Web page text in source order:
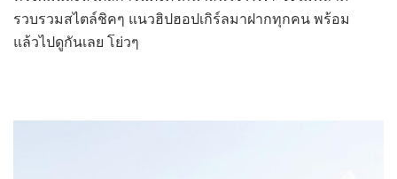
รวบรวมสไตล์ชิคๆ แนวฮิปฮอปเกิร์ลมาฝากทุกคน พร้อม
แล้วไปดูกันเลย โย่วๆ